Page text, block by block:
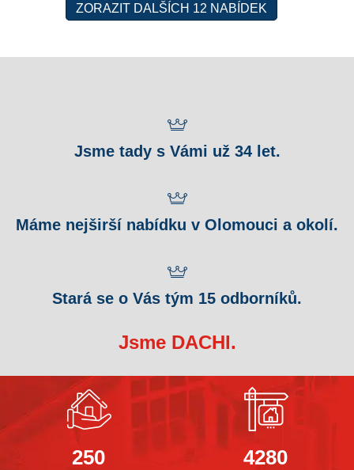
ZORAZIT DALŠÍCH 12 NABÍDEK
Jsme tady s Vámi už 34 let.
Máme nejširší nabídku v Olomouci a okolí.
Stará se o Vás tým 15 odborníků.
Jsme DACHI.
250 4280